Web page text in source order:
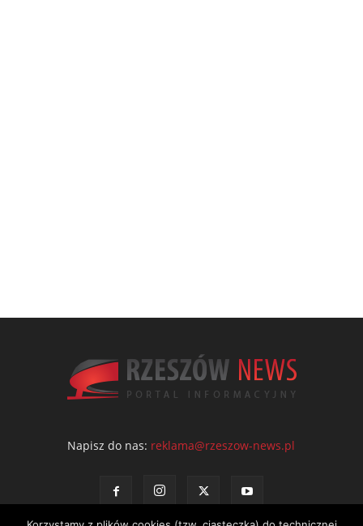
Napisz do nas: reklama@rzeszow-news.pl